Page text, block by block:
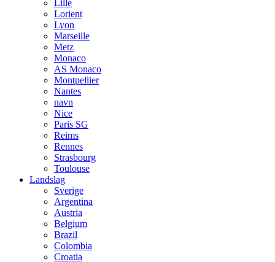
Lille
Lorient
Lyon
Marseille
Metz
Monaco
AS Monaco
Montpellier
Nantes
navn
Nice
Paris SG
Reims
Rennes
Strasbourg
Toulouse
Landslag
Sverige
Argentina
Austria
Belgium
Brazil
Colombia
Croatia